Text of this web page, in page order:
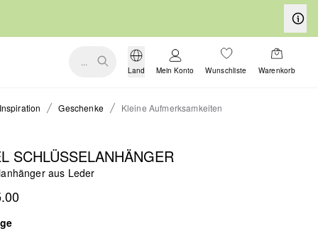
...
Land Mein Konto Wunschliste Warenkorb
Inspiration Geschenke Kleine Aufmerksamkeiten
SCHLÜSSELANHÄNGER
aus Leder